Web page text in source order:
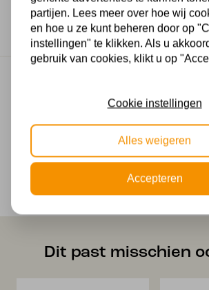
Drie stappen dim met
Gratis verzending in NL vanaf
Makkelijk retourneren
30 dagen geld terug garantie
Veilig online betalen
Dit past misschien
partijen. Lees meer over hoe wij
en hoe u ze kunt beheren door op
instellingen" te klikken. Als u
gebruik van cookies, klikt u op
Cookie instellingen
Alles weigeren
Accepteren